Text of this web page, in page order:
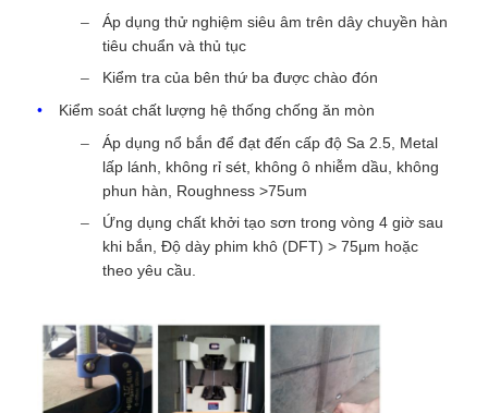
Áp dụng thử nghiệm siêu âm trên dây chuyền hàn
tiêu chuẩn và thủ tục
Kiểm tra của bên thứ ba được chào đón
Kiểm soát chất lượng hệ thống chống ăn mòn
Áp dụng nổ bắn để đạt đến cấp độ Sa 2.5, Metal
lấp lánh, không rỉ sét, không ô nhiễm dầu, không
phun hàn, Roughness >75um
Ứng dụng chất khởi tạo sơn trong vòng 4 giờ sau
khi bắn, Độ dày phim khô (DFT) > 75μm hoặc
theo yêu cầu.